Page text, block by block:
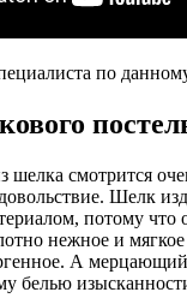
по
шелка смотрится
Шелк
потому что
нежное и
А
белью